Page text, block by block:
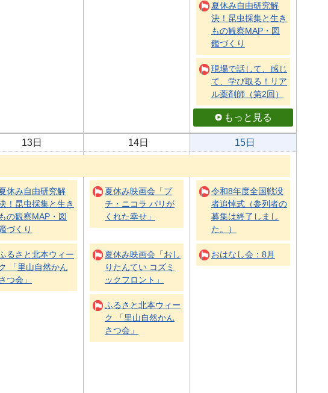
夏休み自由研究解
決！昆虫採集と生き
もの観察MAP・図
鑑づくり
現場で話して、感じ
て、学び取る！リア
ル薬剤師（第2回）
もっと見る
13日 14日 15日
休み自由研究解
！昆虫採集と生き
もの観察MAP・図
づくり
夏休み映画会「プ
チ・ニコラ パリが
くれた幸せ」
令和8年度全国戦没
者追悼式（参列者の
募集は終了しまし
た。）
るさと北本ウィー
「里山自然かん
つ会」
夏休み映画会「おし
りたんてい コズミ
ックフロント」
おはなし会：8月
ふるさと北本ウィー
ク 「里山自然かん
さつ会」